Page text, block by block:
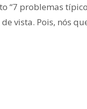
“7 problemas
vista. Pois, nós